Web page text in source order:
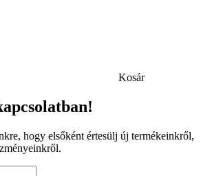
Kosár
hogy elsőként értesülj új termékeinkről,